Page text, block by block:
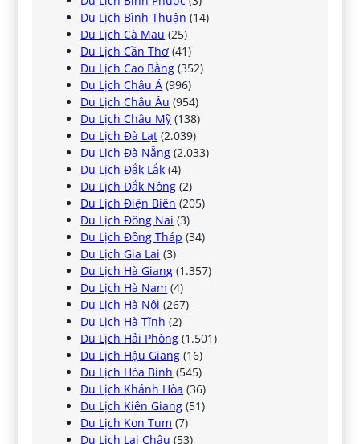
Du Lịch Bình Thuận (14)
Du Lịch Cà Mau (25)
Du Lịch Cần Thơ (41)
Du Lịch Cao Bằng (352)
Du Lịch Châu Á (996)
Du Lịch Châu Âu (954)
Du Lịch Châu Mỹ (138)
Du Lịch Đà Lạt (2.039)
Du Lịch Đà Nẵng (2.033)
Du Lịch Đắk Lắk (4)
Du Lịch Đắk Nông (2)
Du Lịch Điện Biên (205)
Du Lịch Đồng Nai (3)
Du Lịch Đồng Tháp (34)
Du Lịch Gia Lai (3)
Du Lịch Hà Giang (1.357)
Du Lịch Hà Nam (4)
Du Lịch Hà Nội (267)
Du Lịch Hà Tĩnh (2)
Du Lịch Hải Phòng (1.501)
Du Lịch Hậu Giang (16)
Du Lịch Hòa Bình (545)
Du Lịch Khánh Hòa (36)
Du Lịch Kiên Giang (51)
Du Lịch Kon Tum (7)
Du Lịch Lai Châu (53)